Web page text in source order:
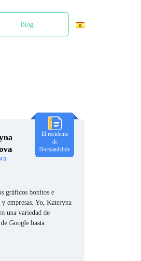
Blog
El residente
de
Docsandslide
gráficos bonitos e
empresas. Yo, Kateryna
una variedad de
Google hasta